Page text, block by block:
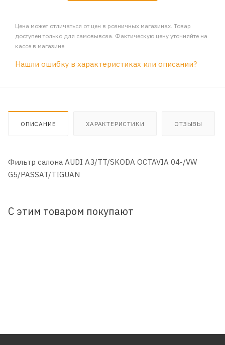
Цена может отличаться от цен в розничных магазинах. Товар
доступен только для самовывоза. Фактическую цену уточняйте на
кассе в магазине
Нашли ошибку в характеристиках или описании?
ОПИСАНИЕ ХАРАКТЕРИСТИКИ ОТЗЫВЫ
Фильтр салона AUDI A3/TT/SKODA OCTAVIA 04-/VW
G5/PASSAT/TIGUAN
С этим товаром покупают